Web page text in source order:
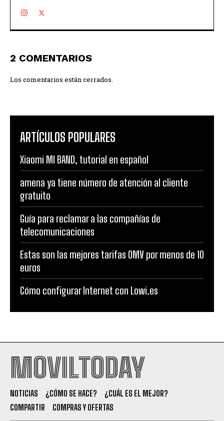
2 COMENTARIOS
Los comentarios están cerrados.
ARTÍCULOS POPULARES
Xiaomi MI BAND, tutorial en español
amena ya tiene número de atención al cliente
gratuito
Guía para reclamar a las compañías de
telecomunicaciones
Estas son las mejores tarifas OMV por menos de 10
euros
Cómo configurar Internet con Lowi.es
MOVILTODAY
NOTICIAS ¿CÓMO SE HACE?
¿CUÁL ES EL MEJOR?
COMPARTIR
COMPRAS Y OFERTAS